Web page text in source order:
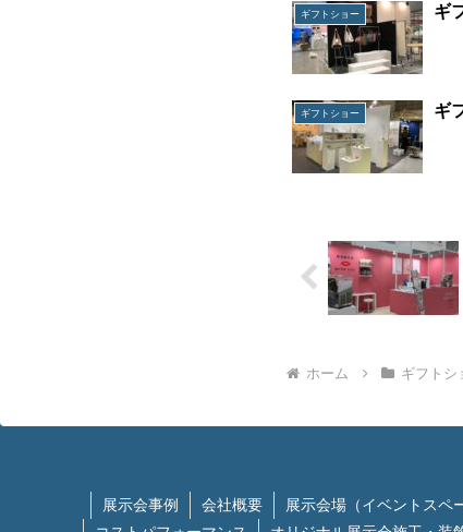
ギフトショー ギ
ギフトショー ギ
ホーム ギフトシ
展示会事例 会社概要 展示会場（イベントスペ